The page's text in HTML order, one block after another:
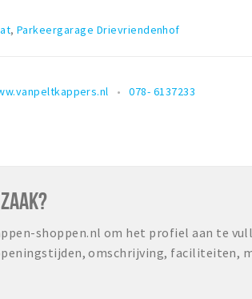
,Parkeergarage Drievriendenhof
078- 6137233
shoppen.nl om het profiel aan te
omschrijving, faciliteiten,